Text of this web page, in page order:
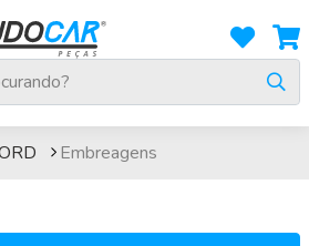
Embreagens